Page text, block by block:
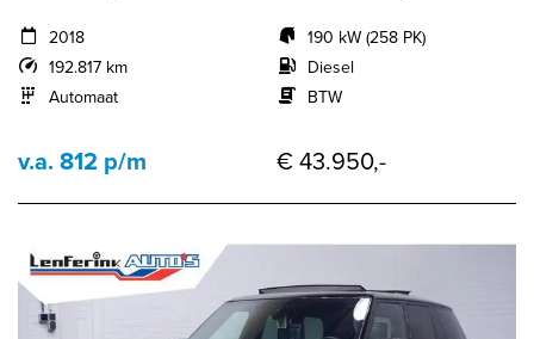
2018
192.817 km
Automaat
190 kW (258 PK)
Diesel
BTW
v.a. 812 p/m € 43.950,-